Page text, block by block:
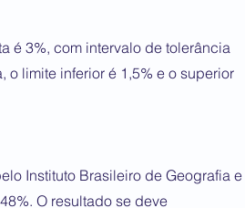
é 3%, com intervalo de tolerância
limite inferior é 1,5% e o superior
Instituto Brasileiro de Geografia e
O resultado se deve